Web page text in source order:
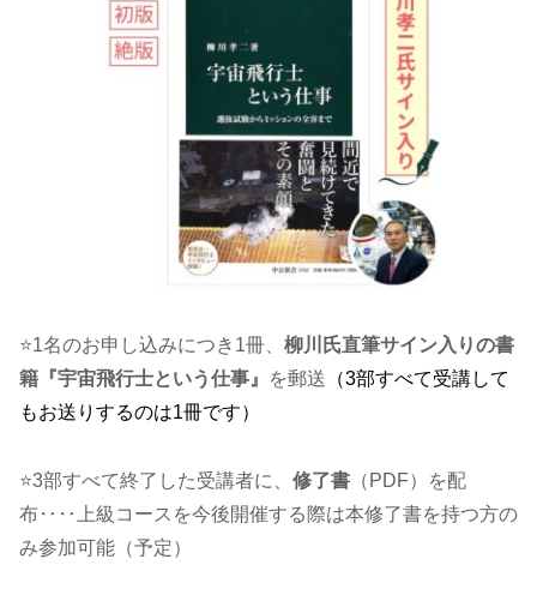
⭐1名のお申し込みにつき1冊、 柳川氏直筆サイン入りの書
籍『宇宙飛行士という仕事』
を郵送 （3部すべて受講して
もお送りするのは1冊です）
⭐3部すべて終了した受講者に、 修了書 （PDF）を配
布‥‥上級コースを今後開催する際は本修了書を持つ方の
み参加可能（予定）